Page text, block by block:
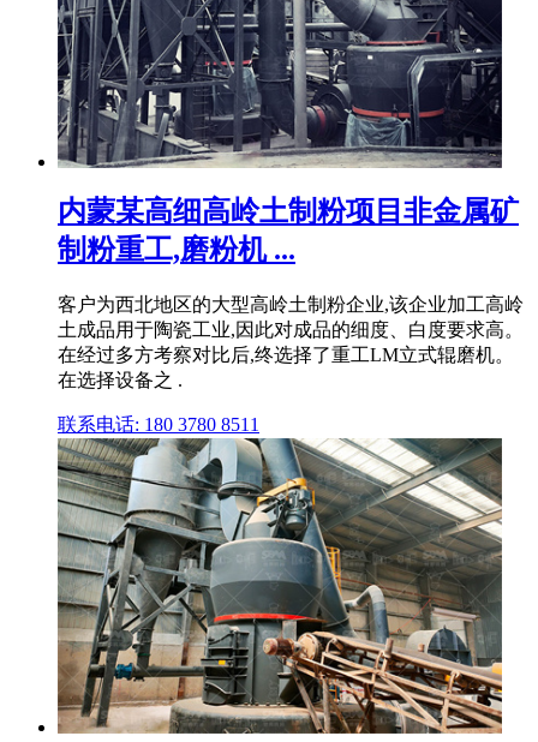
内蒙某高细高岭土制粉项目非金属矿
制粉重工,磨粉机 ...
客户为西北地区的大型高岭土制粉企业,该企业加工高岭
土成品用于陶瓷工业,因此对成品的细度、白度要求高。
在经过多方考察对比后,终选择了重工LM立式辊磨机。
在选择设备之 .
联系电话: 180 3780 8511